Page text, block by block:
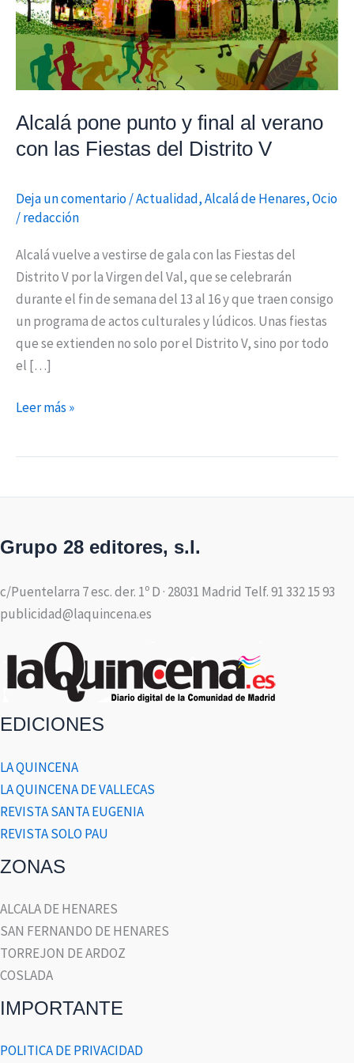
Alcalá pone punto y final al verano
con las Fiestas del Distrito V
Deja un comentario/Actualidad,Alcalá de Henares,Ocio
/redacción
Alcalá vuelve a vestirse de gala con las Fiestas del
Distrito V por la Virgen del Val, que se celebrarán
durante el fin de semana del 13 al 16 y que traen consigo
un programa de actos culturales y lúdicos. Unas fiestas
que se extienden no solo por el Distrito V, sino por todo
el […]
las
Fiestas
del
Distrito
Leer más »
Grupo 28 editores, s.l.
c/Puentelarra 7 esc. der. 1º D · 28031 Madrid Telf. 91 332 15 93
publicidad@laquincena.es
EDICIONES
LA QUINCENA
LA QUINCENA DE VALLECAS
REVISTA SANTA EUGENIA
REVISTA SOLO PAU
ZONAS
ALCALA DE HENARES
SAN FERNANDO DE HENARES
TORREJON DE ARDOZ
COSLADA
IMPORTANTE
POLITICA DE PRIVACIDAD